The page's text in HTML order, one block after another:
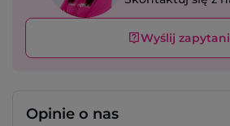
Wyślij
Opinie o nas